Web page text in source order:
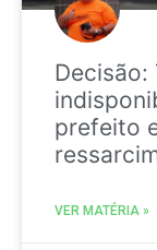
Decisão:
prefeito
VER MATÉRIA »